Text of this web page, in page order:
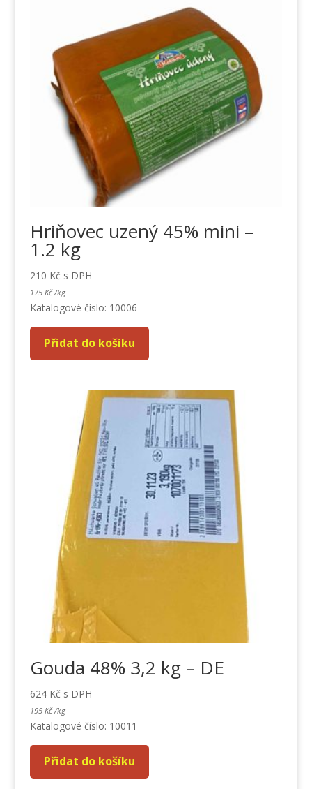
Hriňovec uzený 45% mini –
1.2 kg
210 Kč s DPH
175 Kč /kg
Katalogové číslo: 10006
Přidat do košíku
Gouda 48% 3,2 kg – DE
624 Kč s DPH
195 Kč /kg
Katalogové číslo: 10011
Přidat do košíku